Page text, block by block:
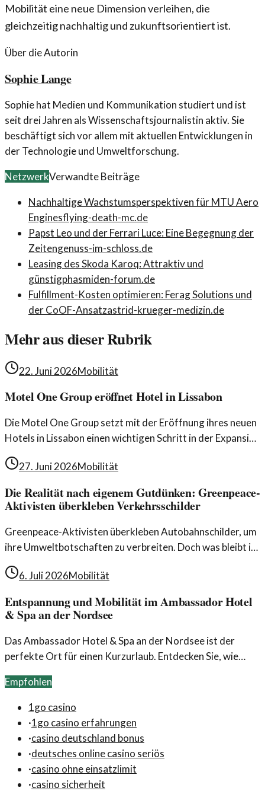
Mobilität eine neue Dimension verleihen, die
gleichzeitig nachhaltig und zukunftsorientiert ist.
Über die Autorin
Sophie Lange
Sophie hat Medien und Kommunikation studiert und ist
seit drei Jahren als Wissenschaftsjournalistin aktiv. Sie
beschäftigt sich vor allem mit aktuellen Entwicklungen in
der Technologie und Umweltforschung.
NetzwerkVerwandte Beiträge
Nachhaltige Wachstumsperspektiven für MTU Aero
Enginesflying-death-mc.de
Papst Leo und der Ferrari Luce: Eine Begegnung der
Zeitengenuss-im-schloss.de
Leasing des Skoda Karoq: Attraktiv und
günstigphasmiden-forum.de
Fulfillment-Kosten optimieren: Ferag Solutions und
der CoOF-Ansatzastrid-krueger-medizin.de
Mehr aus dieser Rubrik
22. Juni 2026Mobilität
Motel One Group eröffnet Hotel in Lissabon
Die Motel One Group setzt mit der Eröffnung ihres neuen
Hotels in Lissabon einen wichtigen Schritt in der Expansion
ihrer Cloud One-Hotels. Dieses Projekt verbindet
modernes Design mit Funktionalität.
27. Juni 2026Mobilität
Die Realität nach eigenem Gutdünken: Greenpeace-
Aktivisten überkleben Verkehrsschilder
Greenpeace-Aktivisten überkleben Autobahnschilder, um
ihre Umweltbotschaften zu verbreiten. Doch was bleibt in
unberücksichtigt?
6. Juli 2026Mobilität
Entspannung und Mobilität im Ambassador Hotel
& Spa an der Nordsee
Das Ambassador Hotel & Spa an der Nordsee ist der
perfekte Ort für einen Kurzurlaub. Entdecken Sie, wie
Empfohlen
1go casino
·1go casino erfahrungen
·casino deutschland bonus
·deutsches online casino seriös
·casino ohne einsatzlimit
·casino sicherheit